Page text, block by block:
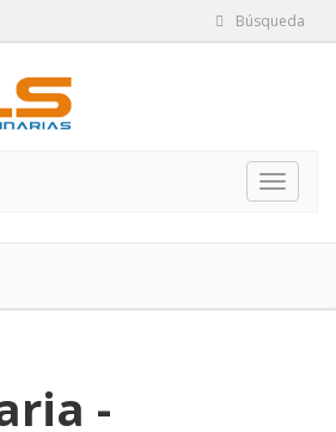
Búsqueda
Toggle
-